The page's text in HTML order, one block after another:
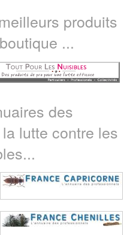
produits
...
des
lutte contre les